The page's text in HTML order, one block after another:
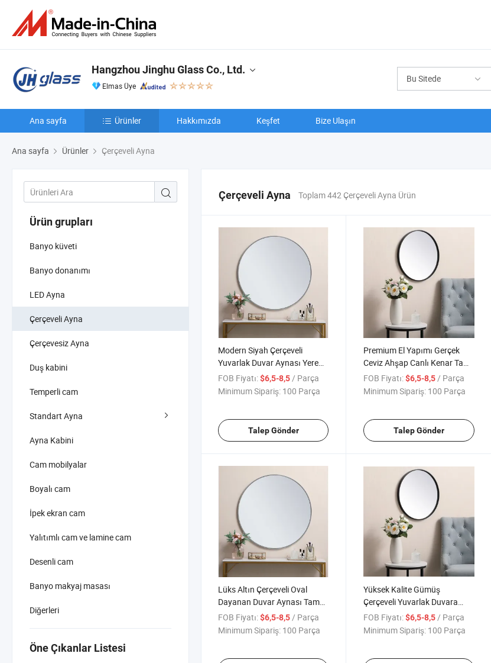
Bu Sitede
Hangzhou Jinghu Glass Co., Ltd.
Elmas Üye
Ana sayfa Ürünler Hakkımızda Keşfet Bize Ulaşın
Ana sayfa Ürünler Çerçeveli Ayna
Ürün grupları
Banyo küveti
Banyo donanımı
LED Ayna
Çerçeveli Ayna
Çerçevesiz Ayna
Duş kabini
Temperli cam
Standart Ayna
Ayna Kabini
Cam mobilyalar
Boyalı cam
İpek ekran cam
Yalıtımlı cam ve lamine cam
Desenli cam
Banyo makyaj masası
Diğerleri
Öne Çıkanlar Listesi
Çerçeveli Ayna Toplam 442 Çerçeveli Ayna Ürün
Modern Siyah Çerçeveli
Yuvarlak Duvar Aynası Yere
Monteli Tam Boy Aynası
Yatak Odası için
FOB Fiyatı:$6,5-8,5/ Parça
Minimum Sipariş: 100 Parça
Talep Gönder
Premium El Yapımı Gerçek
Ceviz Ahşap Canlı Kenar Tam
Boy Ayna için Oturma Odası
FOB Fiyatı: $6,5-8,5/ Parça
Minimum Sipariş: 100 Parça
Talep Gönder
Lüks Altın Çerçeveli Oval
Dayanan Duvar Aynası Tam
Boy Aynası Giriş Yolu için
FOB Fiyatı:$6,5-8,5 / Parça
Minimum Sipariş: 100 Parça
Yüksek Kalite Gümüş
Çerçeveli Yuvarlak Duvara
Asılan Tam Boy Ayna Otel
Ofisi için
FOB Fiyatı: $6,5-8,5 / Parça
Minimum Sipariş: 100 Parça